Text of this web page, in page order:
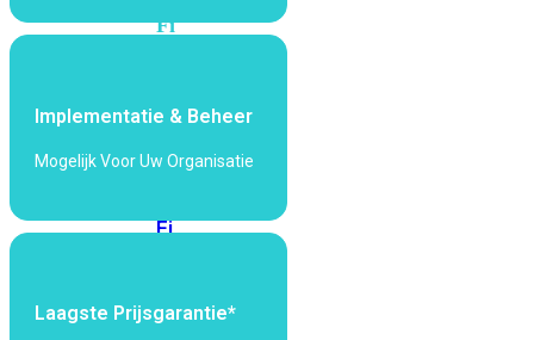
Fi
Fi
Wi-
Fi
7
Implementatie & Beheer
Mogelijk Voor Uw Organisatie
Laagste Prijsgarantie*